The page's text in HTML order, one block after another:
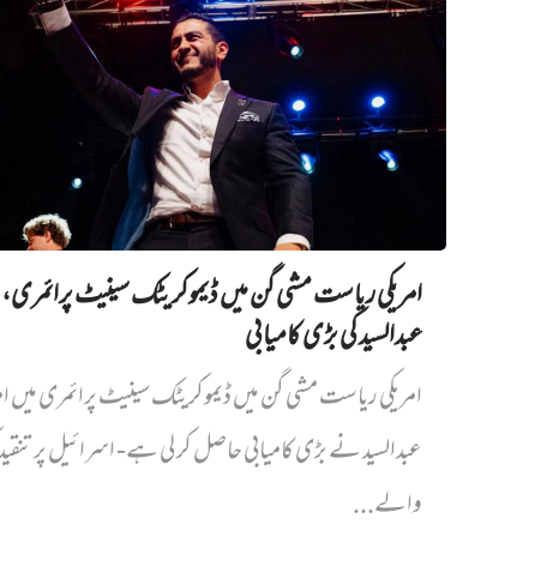
امریکی ریاست مشی گن میں ڈیموکریٹک سینیٹ پرائمری،
عبدالسید کی بڑی کامیابی
امریکی ریاست مشی گن میں ڈیموکریٹک سینیٹ پرائمری میں‌
عبدالسید نے بڑی کامیابی حاصل کر لی ہے- اسرائیل پر
والے...